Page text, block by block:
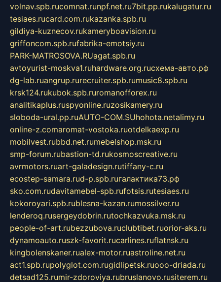
volnav.spb.rucomnat.runpf.net.ru7bit.pp.rukalugatur.ru
tesiaes.rucard.com.rukazanka.spb.ru
gildiya-kuznecov.rukameryboavision.ru
griffoncom.spb.rufabrika-emotsiy.ru
PARK-MATROSOVA.RUagat.spb.ru
avtoyurist-moskva1.ruhardware.org.ruсхема-авто.рф
dg-lab.ruangrup.rurecruiter.spb.rumusic8.spb.ru
krsk124.rukubok.spb.ruromanofforex.ru
analitikaplus.ruspyonline.ruzosikamery.ru
sloboda-ural.pp.ruAUTO-COM.SUhohota.netalimy.ru
online-z.comaromat-vostoka.ruotdelkaexp.ru
mobilvest.rubbd.net.rumebelshop.msk.ru
smp-forum.rubastion-td.rukosmoscreative.ru
avrmotors.ruart-galadesign.rutiffany-c.ru
ecostep-samara.rud-p.spb.ruгалактика73.рф
sko.com.rudavitamebel-spb.rufotsis.rutesiaes.ru
kokoroyari.spb.rublesna-kazan.rumossilver.ru
lenderoq.rusergeydobrin.rutochkazvuka.msk.ru
people-of-art.rubezzubova.ruclubtibet.ruorior-aks.ru
dynamoauto.ruszk-favorit.rucarlines.ruflatnsk.ru
kingbolenskaner.rualex-motor.ruastroline.net.ru
act1.spb.rupolyglot.com.rugidlipetsk.ruooo-driada.ru
detsad125.rumir-zdoroviya.rubruslanovo.rusiterem.ru